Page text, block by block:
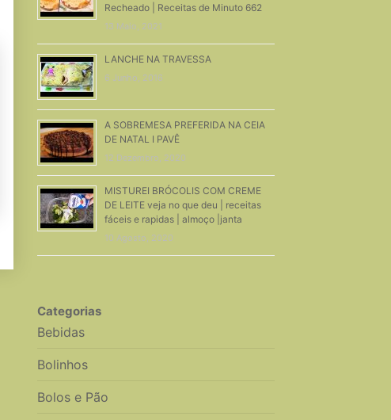
Recheado | Receitas de Minuto 662
13 Maio, 2021
LANCHE NA TRAVESSA
6 Junho, 2016
A SOBREMESA PREFERIDA NA CEIA
DE NATAL I PAVÊ
12 Dezembro, 2020
MISTUREI BRÓCOLIS COM CREME
DE LEITE veja no que deu | receitas
fáceis e rapidas | almoço |janta
10 Agosto, 2020
Categorias
Bebidas
Bolinhos
Bolos e Pão